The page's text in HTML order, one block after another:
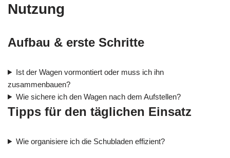
Nutzung
Aufbau & erste Schritte
Ist der Wagen vormontiert oder muss ich ihn
zusammenbauen?
Wie sichere ich den Wagen nach dem Aufstellen?
Tipps für den täglichen Einsatz
Wie organisiere ich die Schubladen effizient?